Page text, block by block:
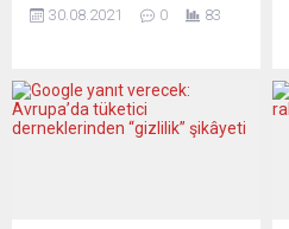
bugün oturum düzenlendi.
(CDU-CSU) adayı Armin
Sosyal Demokrat Parti’nin
(SPD) adayı Olaf Scholz,
30.08.2021 0 83